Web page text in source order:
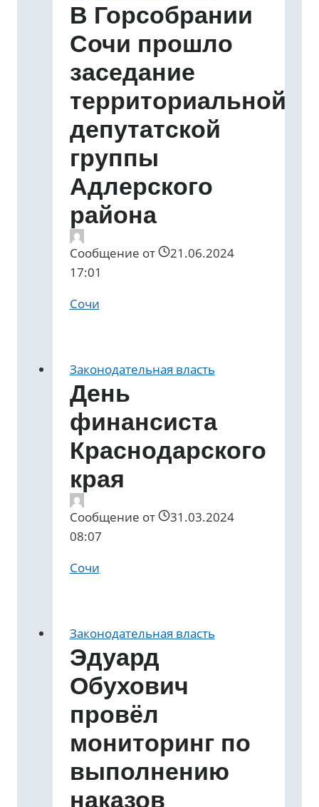
В Горсобрании
Сочи прошло
заседание
территориальной
депутатской
группы
Адлерского
района
Сообщение от
21.06.2024
17:01
Сочи
Законодательная власть
День
финансиста
Краснодарского
края
Сообщение от
31.03.2024
08:07
Сочи
Законодательная власть
Эдуард
Обухович
провёл
мониторинг по
выполнению
наказов